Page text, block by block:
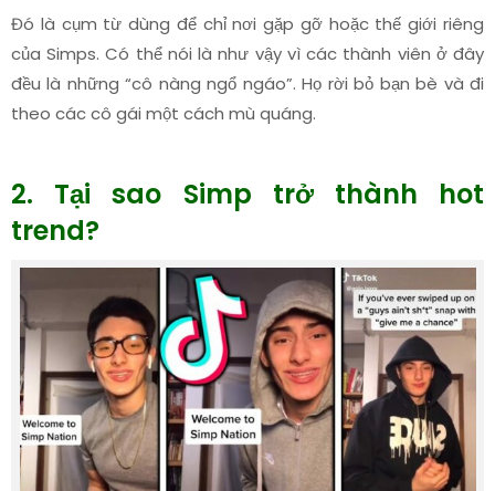
Đó là cụm từ dùng để chỉ nơi gặp gỡ hoặc thế giới riêng
của Simps. Có thể nói là như vậy vì các thành viên ở đây
đều là những “cô nàng ngổ ngáo”. Họ rời bỏ bạn bè và đi
theo các cô gái một cách mù quáng.
2. Tại sao Simp trở thành hot
trend?